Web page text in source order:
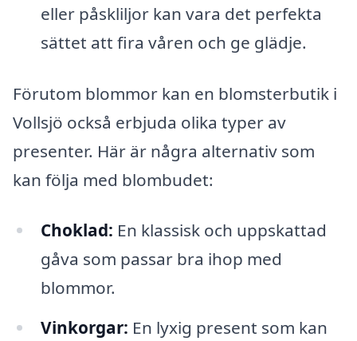
eller påskliljor kan vara det perfekta
sättet att fira våren och ge glädje.
Förutom blommor kan en blomsterbutik i
Vollsjö också erbjuda olika typer av
presenter. Här är några alternativ som
kan följa med blombudet:
Choklad: En klassisk och uppskattad
gåva som passar bra ihop med
blommor.
Vinkorgar: En lyxig present som kan